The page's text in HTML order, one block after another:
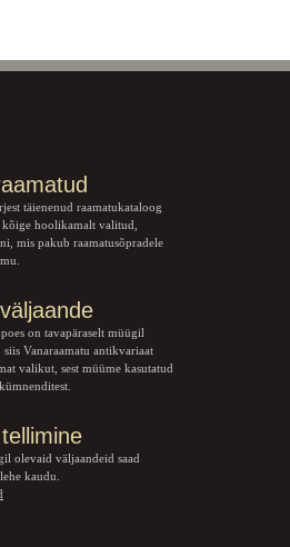
täienenud raamatukataloog
kõige hoolikamalt valitud,
mis pakub raamatusõpradele
on tavapäraselt müügil
Vanaraamatu antikvariaat
valikut, sest müüme kasutatud
olevaid väljaandeid saad
kaudu.